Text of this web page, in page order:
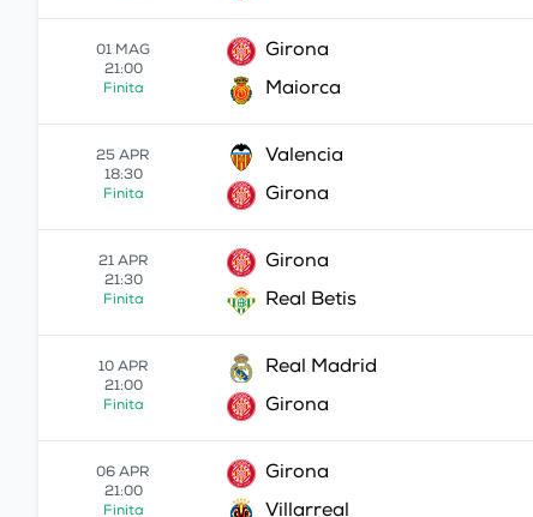
01 MAG
21:00
Finita
Girona
Maiorca
25 APR
18:30
Finita
Valencia
Girona
21 APR
21:30
Finita
Girona
Real Betis
10 APR
21:00
Finita
Real Madrid
Girona
06 APR
21:00
Finita
Girona
Villarreal